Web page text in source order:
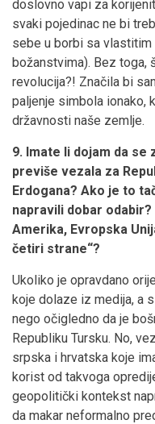
doslovno vapi za
svaki pojedinac ne bi
sebe u borbi sa
božanstvima). Bez toga,
revolucija?! Značila bi
paljenje simbola ionako,
državnosti naše zemlje.
9. Imate li dojam da se
previše vezala za
Erdogana? Ako je to
napravili dobar
Amerika, Evropska
četiri strane“?
Ukoliko je opravdano
koje dolaze iz medija, a
nego očigledno da je
Republiku Tursku. No,
srpska i hrvatska koje
korist od takvoga
geopolitički kontekst
da makar neformalno